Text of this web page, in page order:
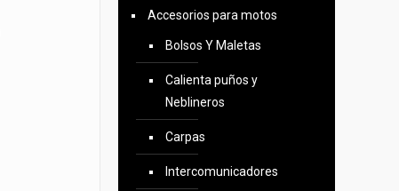
Accesorios para motos
Bolsos Y Maletas
Calienta puños y
Neblineros
Carpas
Intercomunicadores